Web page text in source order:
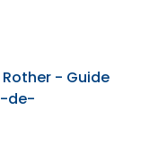
Rother - Guide
de-